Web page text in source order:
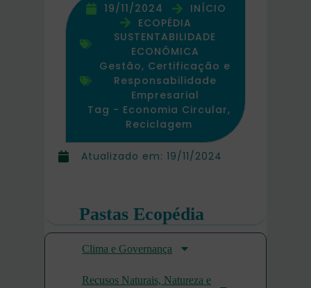
Atualizado em: 19/11/2024
19/11/2024
INÍCIO
ECOPÉDIA
SUSTENTABILIDADE
ECONÔMICA
Gestão, Certificação e
Responsabilidade
Empresarial
Tag - Economia Circular,
Reciclagem
Pastas Ecopédia
Clima e Governança
Recusos Naturais, Natureza e